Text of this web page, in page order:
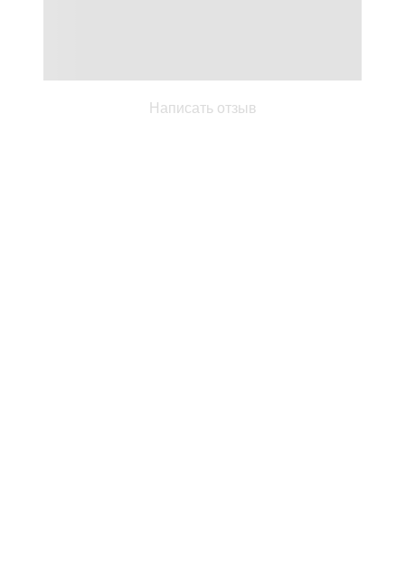
Написать отзыв